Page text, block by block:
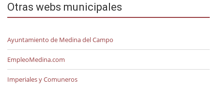
Otras webs municipales
Ayuntamiento de Medina del Campo
EmpleoMedina.com
Imperiales y Comuneros